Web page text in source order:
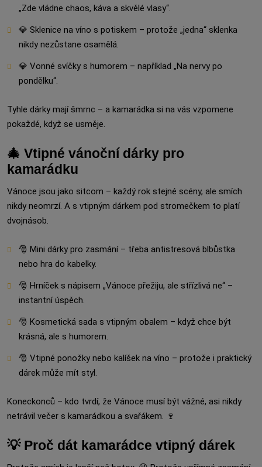
„Zde vládne chaos, káva a skvělé vlasy“.
💎 Sklenice na víno s potiskem – protože „jedna“ sklenka
nikdy nezůstane osamělá.
💎 Vonné svíčky s humorem – například „Na nervy po
pondělku“.
Tyhle dárky mají šmrnc – a kamarádka si na vás vzpomene
pokaždé, když se usměje.
🎄 Vtipné vánoční dárky pro
kamarádku
Vánoce jsou jako sitcom – každý rok stejné scény, ale smích
nikdy neomrzí. A s vtipným dárkem pod stromečkem to platí
dvojnásob.
🎅 Mini dárky pro zasmání – třeba antistresová blbůstka
nebo hra do kabelky.
🎅 Hrníček s nápisem „Vánoce přežiju, ale střízlivá ne“ –
instantní úspěch.
🎅 Kosmetická sada s vtipným obalem – když chce být
krásná, ale s humorem.
🎅 Vtipné ponožky nebo kalíšek na víno – protože i praktický
dárek může mít styl.
Koneckonců – kdo tvrdí, že Vánoce musí být vážné, asi nikdy
netrávil večer s kamarádkou a svařákem. 🍷
💡 Proč dát kamarádce vtipný dárek